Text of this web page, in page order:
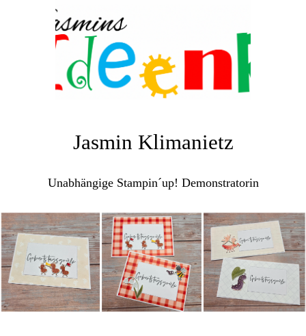
Jasmin Klimanietz
Unabhängige Stampin´up! Demonstratorin